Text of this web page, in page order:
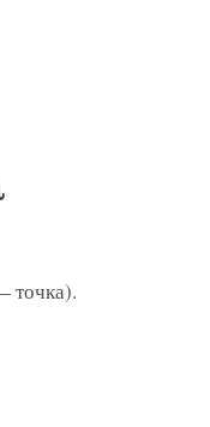
точка).